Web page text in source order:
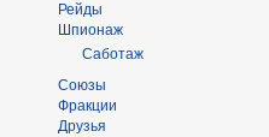
Рейды
Шпионаж
Саботаж
Союзы
Фракции
Друзья